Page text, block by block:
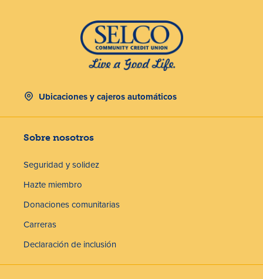
Ubicaciones y cajeros automáticos
Sobre nosotros
Seguridad y solidez
Hazte miembro
Donaciones comunitarias
Carreras
Declaración de inclusión